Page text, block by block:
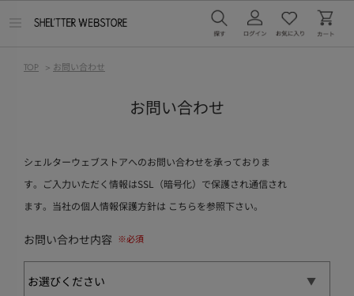
TOP > お問い合わせ
お問い合わせ
シェルターウェブストアへのお問い合わせを承っておりま
す。ご入力いただく情報はSSL（暗号化）で保護され通信され
ます。当社の個人情報保護方針は こちらを参照下さい。
お問い合わせ内容